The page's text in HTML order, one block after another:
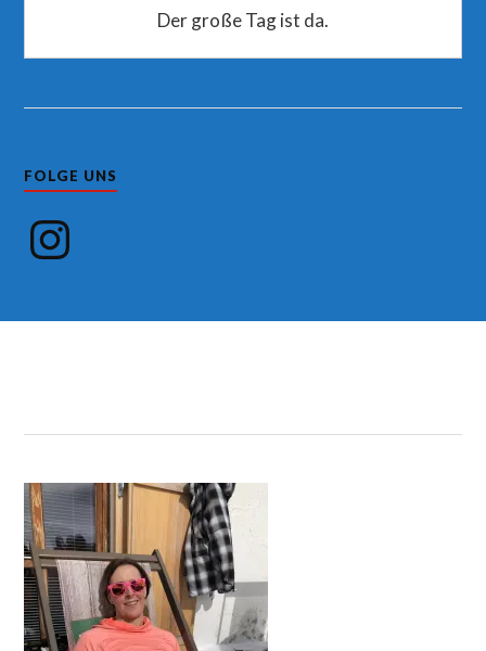
Der große Tag ist da.
FOLGE UNS
Instagram